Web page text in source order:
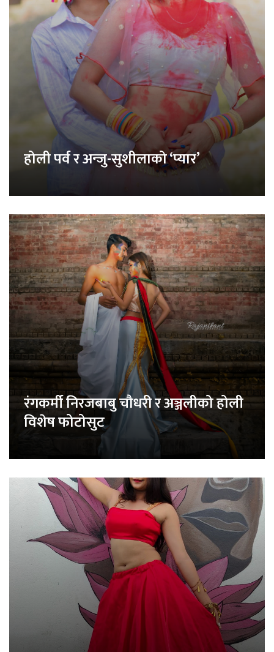
होली पर्व र अन्जु-सुशीलाको ‘प्यार’
रंगकर्मी निरजबाबु चौधरी र अञ्जलीको होली
विशेष फोटोसुट